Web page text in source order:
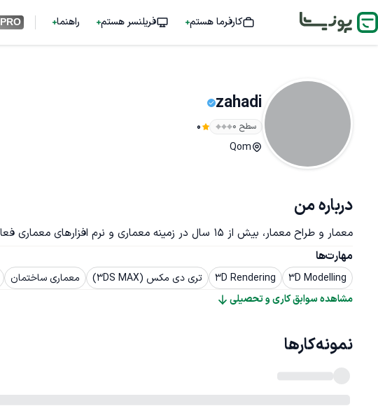
کارفرما هستم فریلنسر هستم راهنما PRO
zahadi
سطح ۰ 0
Qom
درباره من
معمار و طراح معمار، بیش از 15 سال در زمینه معماری و نرم افزارهای معماری فعال هستم
مهارت‌ها
3D Modelling
3D Rendering تری دی مکس (3DS MAX) معماری ساختمان
مشاهده سوابق کاری و تحصیلی
نمونه‌کارها